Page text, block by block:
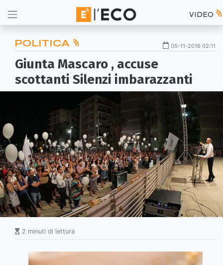
VIDEO
POLITICA 05-11-2016 02:11
Giunta Mascaro , accuse
scottanti Silenzi imbarazzanti
2 minuti di lettura